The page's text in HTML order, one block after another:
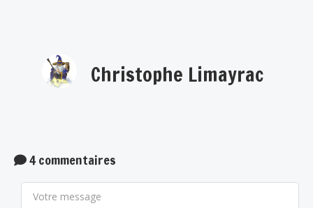
Christophe Limayrac
4 commentaires